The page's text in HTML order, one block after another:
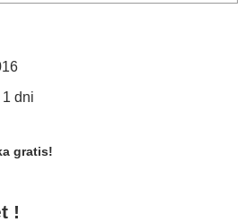
1 dni
gratis!
!